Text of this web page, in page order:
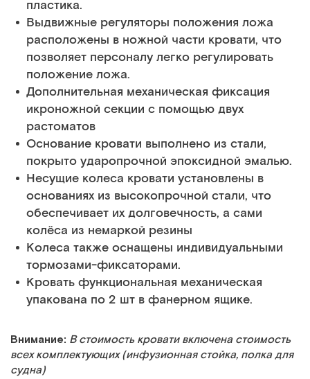
пластика.
Выдвижные регуляторы положения ложа
расположены в ножной части кровати, что
позволяет персоналу легко регулировать
положение ложа.
Дополнительная механическая фиксация
икроножной секции с помощью двух
растоматов
Основание кровати выполнено из стали,
покрыто ударопрочной эпоксидной эмалью.
Несущие колеса кровати установлены в
основаниях из высокопрочной стали, что
обеспечивает их долговечность, а сами
колёса из немаркой резины
Колеса также оснащены индивидуальными
тормозами-фиксаторами.
Кровать функциональная механическая
упакована по 2 шт в фанерном ящике.
Внимание: В стоимость кровати включена стоимость
всех комплектующих (инфузионная стойка, полка для
судна)